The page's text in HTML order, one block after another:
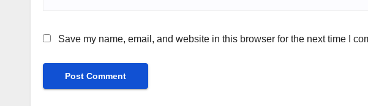
Save my name, email, and website in this browser for the next time I